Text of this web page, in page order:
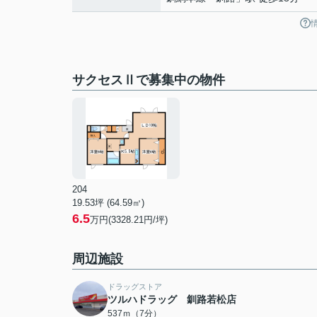
サクセスⅡで募集中の物件
204
19.53坪 (64.59㎡)
6.5万円(3328.21円/坪)
周辺施設
ドラッグストア
ツルハドラッグ 釧路若松店
537ｍ（7分）